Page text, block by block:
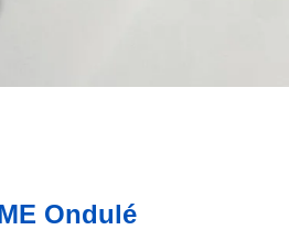
Ondulé